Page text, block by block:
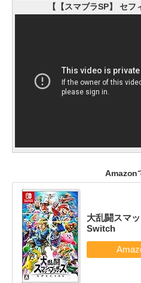
【【スマブラSP】 セフ
Amazon
大乱闘スマ
Switch